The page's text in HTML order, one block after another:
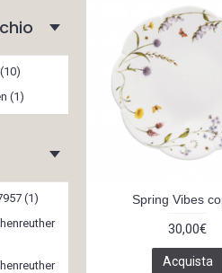
(1)
(1)
Spring Vibes
30,00€
Acquista